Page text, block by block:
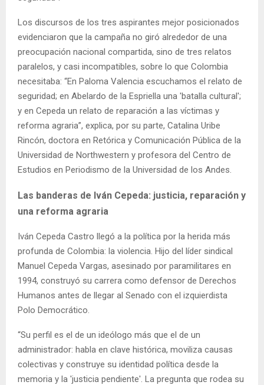
Los discursos de los tres aspirantes mejor posicionados
evidenciaron que la campaña no giró alrededor de una
preocupación nacional compartida, sino de tres relatos
paralelos, y casi incompatibles, sobre lo que Colombia
necesitaba: “En Paloma Valencia escuchamos el relato de
seguridad; en Abelardo de la Espriella una 'batalla cultural';
y en Cepeda un relato de reparación a las víctimas y
reforma agraria”, explica, por su parte, Catalina Uribe
Rincón, doctora en Retórica y Comunicación Pública de la
Universidad de Northwestern y profesora del Centro de
Estudios en Periodismo de la Universidad de los Andes.
Las banderas de Iván Cepeda: justicia, reparación y
una reforma agraria
Iván Cepeda Castro llegó a la política por la herida más
profunda de Colombia: la violencia. Hijo del líder sindical
Manuel Cepeda Vargas, asesinado por paramilitares en
1994, construyó su carrera como defensor de Derechos
Humanos antes de llegar al Senado con el izquierdista
Polo Democrático.
“Su perfil es el de un ideólogo más que el de un
administrador: habla en clave histórica, moviliza causas
colectivas y construye su identidad política desde la
memoria y la 'justicia pendiente'. La pregunta que rodea su